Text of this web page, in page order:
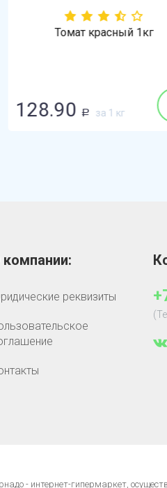
Томат красный 1кг
128.90 Р за 1 кг
компании:
реквизиты
- интернет-гипермаркет,